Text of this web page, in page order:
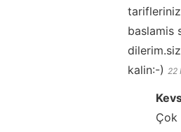
baslamis
kalin:-) 22
Çok